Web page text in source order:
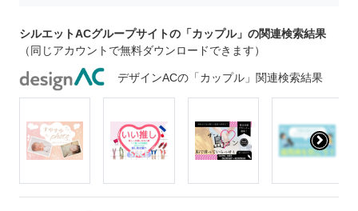
シルエットACグループサイトの「カップル」の関連検索結果
（同じアカウントで無料ダウンロードできます）
デザインACの「カップル」関連検索結果